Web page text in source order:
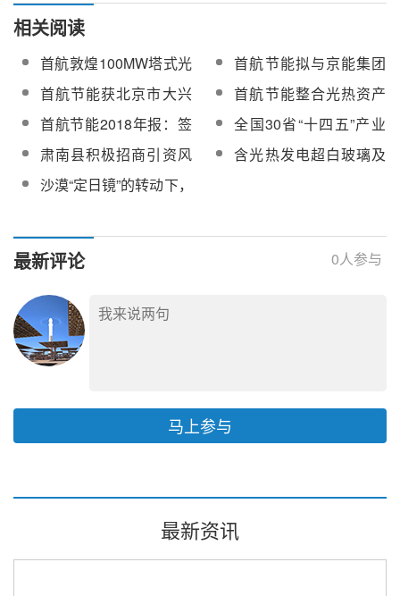
相关阅读
首航敦煌100MW塔式光
热项目厂用授电一次成
功
首航节能拟与京能集团
等设立合资公司 参与混
改取得阶段性成果
首航节能获北京市大兴
区政府800万元企业发
展扶持资金
首航节能整合光热资产
择机推动控股公司首航
光热科创板上市
首航节能2018年报：签
订约30.85亿元光热订单
未来加快开发海外光热
市场
全国30省“十四五”产业
布局和招商重点！
肃南县积极招商引资风
电、光热等绿色能源项
目，为经济高质量发展
含光热发电超白玻璃及
资项目册》发布
沙漠“定日镜”的转动下，
最新评论 0人参与
马上参与
最新资讯